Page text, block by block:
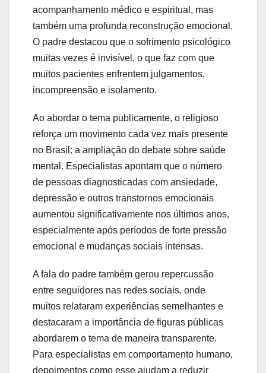
acompanhamento médico e espiritual, mas
também uma profunda reconstrução emocional.
O padre destacou que o sofrimento psicológico
muitas vezes é invisível, o que faz com que
muitos pacientes enfrentem julgamentos,
incompreensão e isolamento.
Ao abordar o tema publicamente, o religioso
reforça um movimento cada vez mais presente
no Brasil: a ampliação do debate sobre saúde
mental. Especialistas apontam que o número
de pessoas diagnosticadas com ansiedade,
depressão e outros transtornos emocionais
aumentou significativamente nos últimos anos,
especialmente após períodos de forte pressão
emocional e mudanças sociais intensas.
A fala do padre também gerou repercussão
entre seguidores nas redes sociais, onde
muitos relataram experiências semelhantes e
destacaram a importância de figuras públicas
abordarem o tema de maneira transparente.
Para especialistas em comportamento humano,
depoimentos como esse ajudam a reduzir